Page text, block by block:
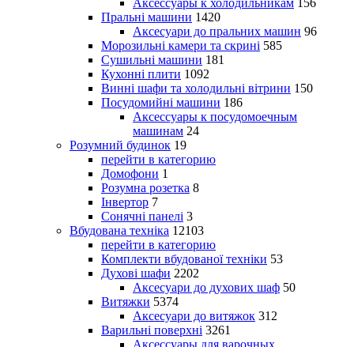
Аксессуары к холодильникам 156
Пральні машини 1420
Аксесуари до пральних машин 96
Морозильні камери та скрині 585
Сушильні машини 181
Кухонні плити 1092
Винні шафи та холодильні вітрини 150
Посудомийні машини 186
Аксессуары к посудомоечным
машинам 24
Розумний будинок 19
перейти в категорию
Домофони 1
Розумна розетка 8
Інвертор 7
Сонячні панелі 3
Вбудована техніка 12103
перейти в категорию
Комплекти вбудованої техніки 53
Духові шафи 2202
Аксесуари до духових шаф 50
Витяжки 5374
Аксесуари до витяжок 312
Варильні поверхні 3261
Аксессуары для варочных